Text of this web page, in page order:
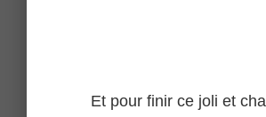
Et pour finir ce joli et